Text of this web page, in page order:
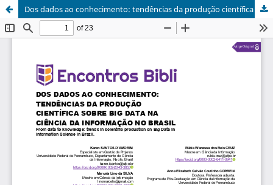
Dos dados ao conhecimento: tendências da produção científica sobre Big Data na Ciência da Informação no Brasil